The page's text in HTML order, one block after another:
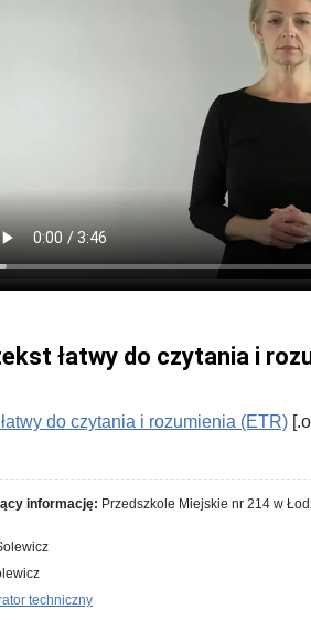
łatwy do czytania i
do czytania i rozumienia (ETR)
informację: Przedszkole Miejskie nr 214 w
techniczny